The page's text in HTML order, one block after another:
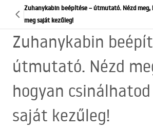
Zuhanykabin beépítése – útmutató. Nézd meg,
meg saját kezűleg!
Zuhanykabin
útmutató. Nézd
hogyan
saját kezűleg!